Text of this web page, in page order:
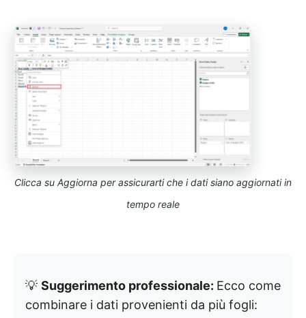
Clicca su Aggiorna per assicurarti che i dati siano aggiornati in
tempo reale
💡 Suggerimento professionale: Ecco come
combinare i dati provenienti da più fogli: